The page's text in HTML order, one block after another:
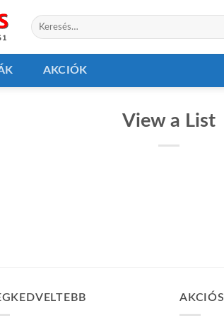
Keresés
a
AKCIÓK
View a List
AKCIÓS